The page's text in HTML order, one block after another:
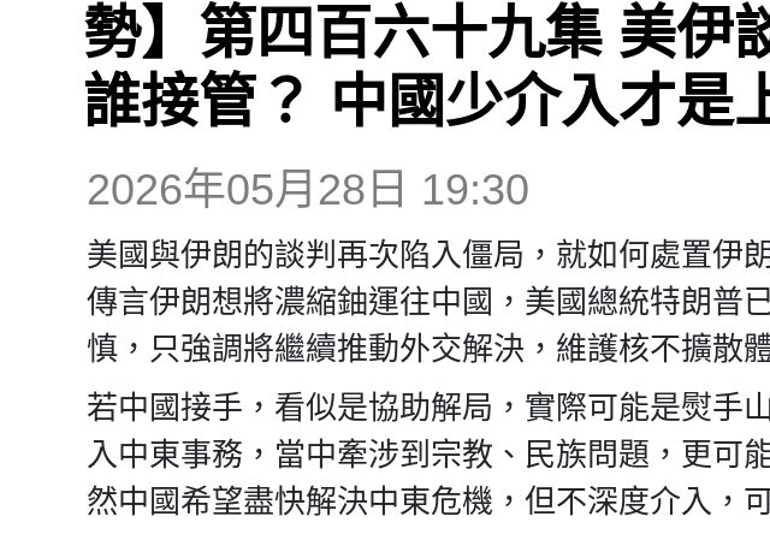
勢】第四百六十九集 美伊
誰接管？ 中國少介入才是
2026年05月28日 19:30
美國與伊朗的談判再次陷入僵局，就如何處置伊
傳言伊朗想將濃縮鈾運往中國，美國總統特朗普
慎，只強調將繼續推動外交解決，維護核不擴散
若中國接手，看似是協助解局，實際可能是熨手
入中東事務，當中牽涉到宗教、民族問題，更可
然中國希望盡快解決中東危機，但不深度介入，